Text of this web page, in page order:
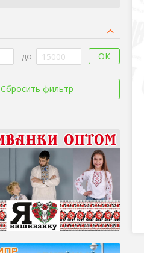
до ОК
Сбросить фильтр